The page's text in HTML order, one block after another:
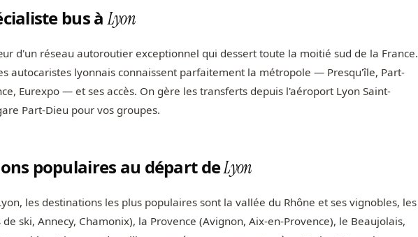
bus àLyon
d'un réseau autoroutier exceptionnel qui dessert toute la moitié sud de la France.
autocaristes lyonnais connaissent parfaitement la métropole — Presqu'île, Part-
Eurexpo — et ses accès. On gère les transferts depuis l'aéroport Lyon Saint-
Part-Dieu pour vos groupes.
populaires au départ deLyon
les destinations les plus populaires sont la vallée du Rhône et ses vignobles, les
ski, Annecy, Chamonix), la Provence (Avignon, Aix-en-Provence), le Beaujolais,